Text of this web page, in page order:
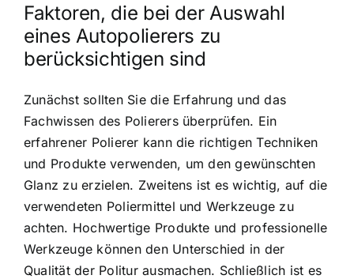
Faktoren, die bei der Auswahl
eines Autopolierers zu
berücksichtigen sind
Zunächst sollten Sie die Erfahrung und das
Fachwissen des Polierers überprüfen. Ein
erfahrener Polierer kann die richtigen Techniken
und Produkte verwenden, um den gewünschten
Glanz zu erzielen. Zweitens ist es wichtig, auf die
verwendeten Poliermittel und Werkzeuge zu
achten. Hochwertige Produkte und professionelle
Werkzeuge können den Unterschied in der
Qualität der Politur ausmachen. Schließlich ist es